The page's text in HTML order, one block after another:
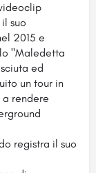
suo
2015 e
"Maledetta
ed
un tour in
rendere
registra il suo